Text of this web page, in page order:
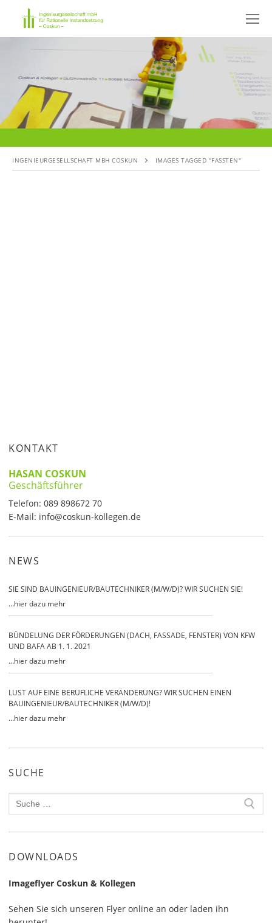
INGENIEURGESELLSCHAFT MBH COSKUN IMAGES TAGGED "FASSTEN"
KONTAKT
HASAN COSKUN
Geschäftsführer
Telefon: 089 898672 70
E-Mail: info@coskun-kollegen.de
NEWS
SIE SIND BAUINGENIEUR/BAUTECHNIKER (M/W/D)? WIR SUCHEN SIE!
…hier dazu mehr
BÜNDELUNG DER FÖRDERUNGEN (DACH, FASSADE, FENSTER) VON KFW
UND BAFA AB 1. 1. 2021
…hier dazu mehr
LUST AUF EINE BERUFLICHE VERÄNDERUNG? WIR SUCHEN EINEN
BAUINGENIEUR/BAUTECHNIKER (M/W/D)!
…hier dazu mehr
SUCHE
Search
for:
DOWNLOADS
Imageflyer Coskun & Kollegen
Sehen Sie sich unseren Flyer online an oder laden ihn